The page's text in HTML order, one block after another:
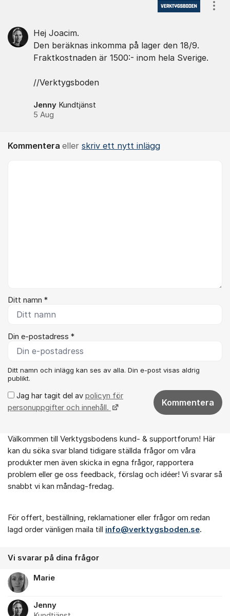
Hej Joacim.
Den beräknas inkomma på lager den 18/9.
Fraktkostnaden är 1500:- inom hela Sverige.
//Verktygsboden
Jenny Kundtjänst
5 Aug
Kommentera eller skriv ett nytt inlägg
Ditt namn *
Din e-postadress *
Ditt namn och inlägg kan ses av alla. Din e-post visas aldrig
publikt.
Jag har tagit del av policyn för
personuppgifter och innehåll.
Kommentera
Om forumet
Välkommen till Verktygsbodens kund- & supportforum! Här
kan du söka svar bland tidigare ställda frågor om våra
produkter men även skicka in egna frågor, rapportera
problem eller ge oss feedback, förslag och idéer! Vi svarar så
snabbt vi kan måndag-fredag.
För offert, beställning, reklamationer eller frågor om redan
lagd order vänligen maila till info@verktygsboden.se.
Vi svarar på dina frågor
Marie
Jenny